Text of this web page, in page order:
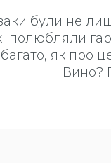
були не
полюбляли
як про
Вино?